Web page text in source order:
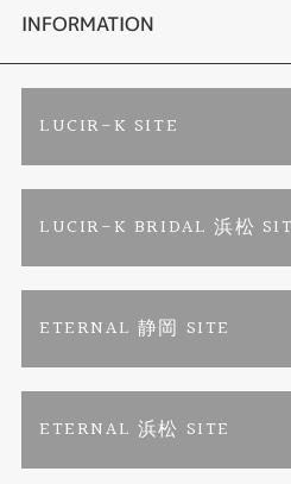
セットリング
エタニティリング
婚約ネックレス
真珠ネックレス
ブランドリスト
トピックス
リフォーム
店舗情報・会社概要
お問い合わせ
INFORMATION
特定商取引に関する表記
LUCIR-K SITE
LUCIR-K BRIDAL 浜松
ETERNAL 静岡 SITE
ETERNAL 浜松 SITE